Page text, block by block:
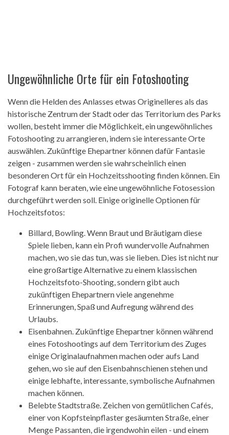
Ungewöhnliche Orte für ein Fotoshooting
Wenn die Helden des Anlasses etwas Originelleres als das
historische Zentrum der Stadt oder das Territorium des Parks
wollen, besteht immer die Möglichkeit, ein ungewöhnliches
Fotoshooting zu arrangieren, indem sie interessante Orte
auswählen. Zukünftige Ehepartner können dafür Fantasie
zeigen - zusammen werden sie wahrscheinlich einen
besonderen Ort für ein Hochzeitsshooting finden können. Ein
Fotograf kann beraten, wie eine ungewöhnliche Fotosession
durchgeführt werden soll. Einige originelle Optionen für
Hochzeitsfotos:
Billard, Bowling. Wenn Braut und Bräutigam diese
Spiele lieben, kann ein Profi wundervolle Aufnahmen
machen, wo sie das tun, was sie lieben. Dies ist nicht nur
eine großartige Alternative zu einem klassischen
Hochzeitsfoto-Shooting, sondern gibt auch
zukünftigen Ehepartnern viele angenehme
Erinnerungen, Spaß und Aufregung während des
Urlaubs.
Eisenbahnen. Zukünftige Ehepartner können während
eines Fotoshootings auf dem Territorium des Zuges
einige Originalaufnahmen machen oder aufs Land
gehen, wo sie auf den Eisenbahnschienen stehen und
einige lebhafte, interessante, symbolische Aufnahmen
machen können.
Belebte Stadtstraße. Zeichen von gemütlichen Cafés,
einer von Kopfsteinpflaster gesäumten Straße, einer
Menge Passanten, die irgendwohin eilen - und einem